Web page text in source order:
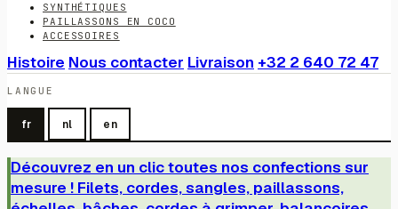
SYNTHÉTIQUES
PAILLASSONS EN COCO
ACCESSOIRES
Histoire Nous contacter Livraison +32 2 640 72 47
LANGUE
fr nl en
Découvrez en un clic toutes nos confections sur
mesure ! Filets, cordes, sangles, paillassons,